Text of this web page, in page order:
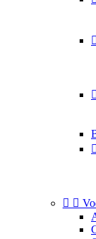



 